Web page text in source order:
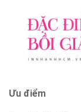
Ưu điểm